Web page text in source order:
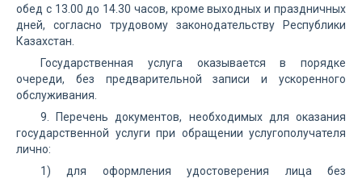
обед с 13.00 до 14.30 часов, кроме выходных и праздничных
дней, согласно трудовому законодательству Республики
Казахстан.
Государственная услуга оказывается в порядке
очереди, без предварительной записи и ускоренного
обслуживания.
9. Перечень документов, необходимых для оказания
государственной услуги при обращении услугополучателя
лично:
1) для оформления удостоверения лица без